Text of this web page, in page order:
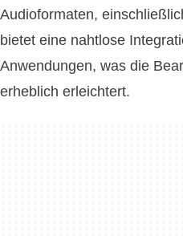
Audioformaten,
bietet eine nahtlose
Anwendungen, was die
erheblich erleichtert.